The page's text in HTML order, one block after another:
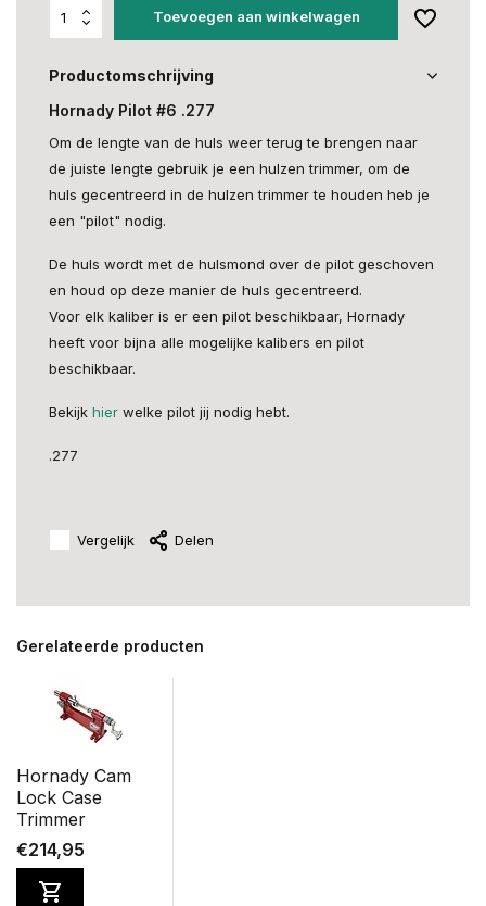
Toevoegen aan winkelwagen
Productomschrijving
Hornady Pilot #6 .277
Om de lengte van de huls weer terug te brengen naar
de juiste lengte gebruik je een hulzen trimmer, om de
huls gecentreerd in de hulzen trimmer te houden heb je
een "pilot" nodig.
De huls wordt met de hulsmond over de pilot geschoven
en houd op deze manier de huls gecentreerd.
Voor elk kaliber is er een pilot beschikbaar, Hornady
heeft voor bijna alle mogelijke kalibers en pilot
beschikbaar.
Bekijk hier welke pilot jij nodig hebt.
.277
Vergelijk Delen
Gerelateerde producten
Hornady Cam
Lock Case
Trimmer
€214,95